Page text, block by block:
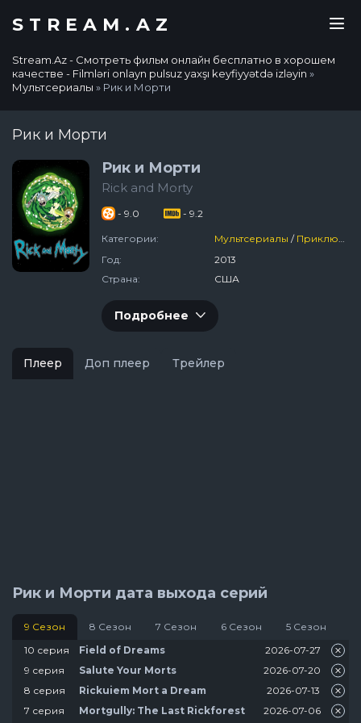
STREAM.AZ
Stream.Az - Смотреть фильм онлайн бесплатно в хорошем
качестве - Filmləri onlayn pulsuz yaxşı keyfiyyətdə izləyin »
Мультсериалы » Рик и Морти
Рик и Морти
Рик и Морти
Rick and Morty
- 9.0 - 9.2
Категории: Мультсериалы / Приключения
Год:
2013
Страна:
США
Подробнее
Плеер Доп плеер Трейлер
Рик и Морти дата выхода серий
9 Сезон 8 Сезон 7 Сезон 6 Сезон 5 Сезон
10 серия
Field of Dreams
2026-07-27
9 серия
Salute Your Morts
2026-07-20
8 серия
Rickuiem Mort a Dream
2026-07-13
7 серия
Mortgully: The Last Rickforest
2026-07-06